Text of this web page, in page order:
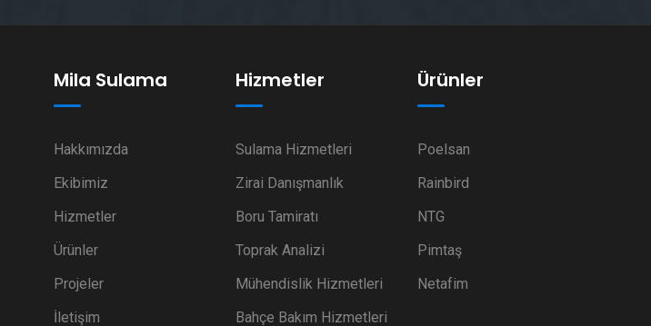
Mila Sulama
Hakkımızda
Ekibimiz
Hizmetler
Ürünler
Projeler
İletişim
Hizmetler
Sulama Hizmetleri
Zirai Danışmanlık
Boru Tamiratı
Toprak Analizi
Mühendislik Hizmetleri
Bahçe Bakım Hizmetleri
Ürünler
Poelsan
Rainbird
NTG
Pimtaş
Netafim